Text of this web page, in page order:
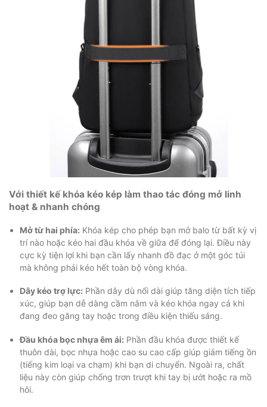
Với thiết kế khóa kéo kép làm thao tác đóng mở linh
hoạt & nhanh chóng
Mở từ hai phía: Khóa kép cho phép bạn mở balo từ bất kỳ vị
trí nào hoặc kéo hai đầu khóa về giữa để đóng lại. Điều này
cực kỳ tiện lợi khi bạn cần lấy nhanh đồ đạc ở một góc túi
mà không phải kéo hết toàn bộ vòng khóa.
Dây kéo trợ lực: Phần dây dù nối dài giúp tăng diện tích tiếp
xúc, giúp bạn dễ dàng cầm nắm và kéo khóa ngay cả khi
đang đeo găng tay hoặc trong điều kiện thiếu sáng.
Đầu khóa bọc nhựa êm ái: Phần đầu khóa được thiết kế
thuôn dài, bọc nhựa hoặc cao su cao cấp giúp giảm tiếng ồn
(tiếng kim loại va chạm) khi bạn di chuyển. Ngoài ra, chất
liệu này còn giúp chống trơn trượt khi tay bị ướt hoặc ra mồ
hôi.